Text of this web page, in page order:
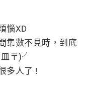
惱XD
集數不見時，到底
〒)╯
多人了 !